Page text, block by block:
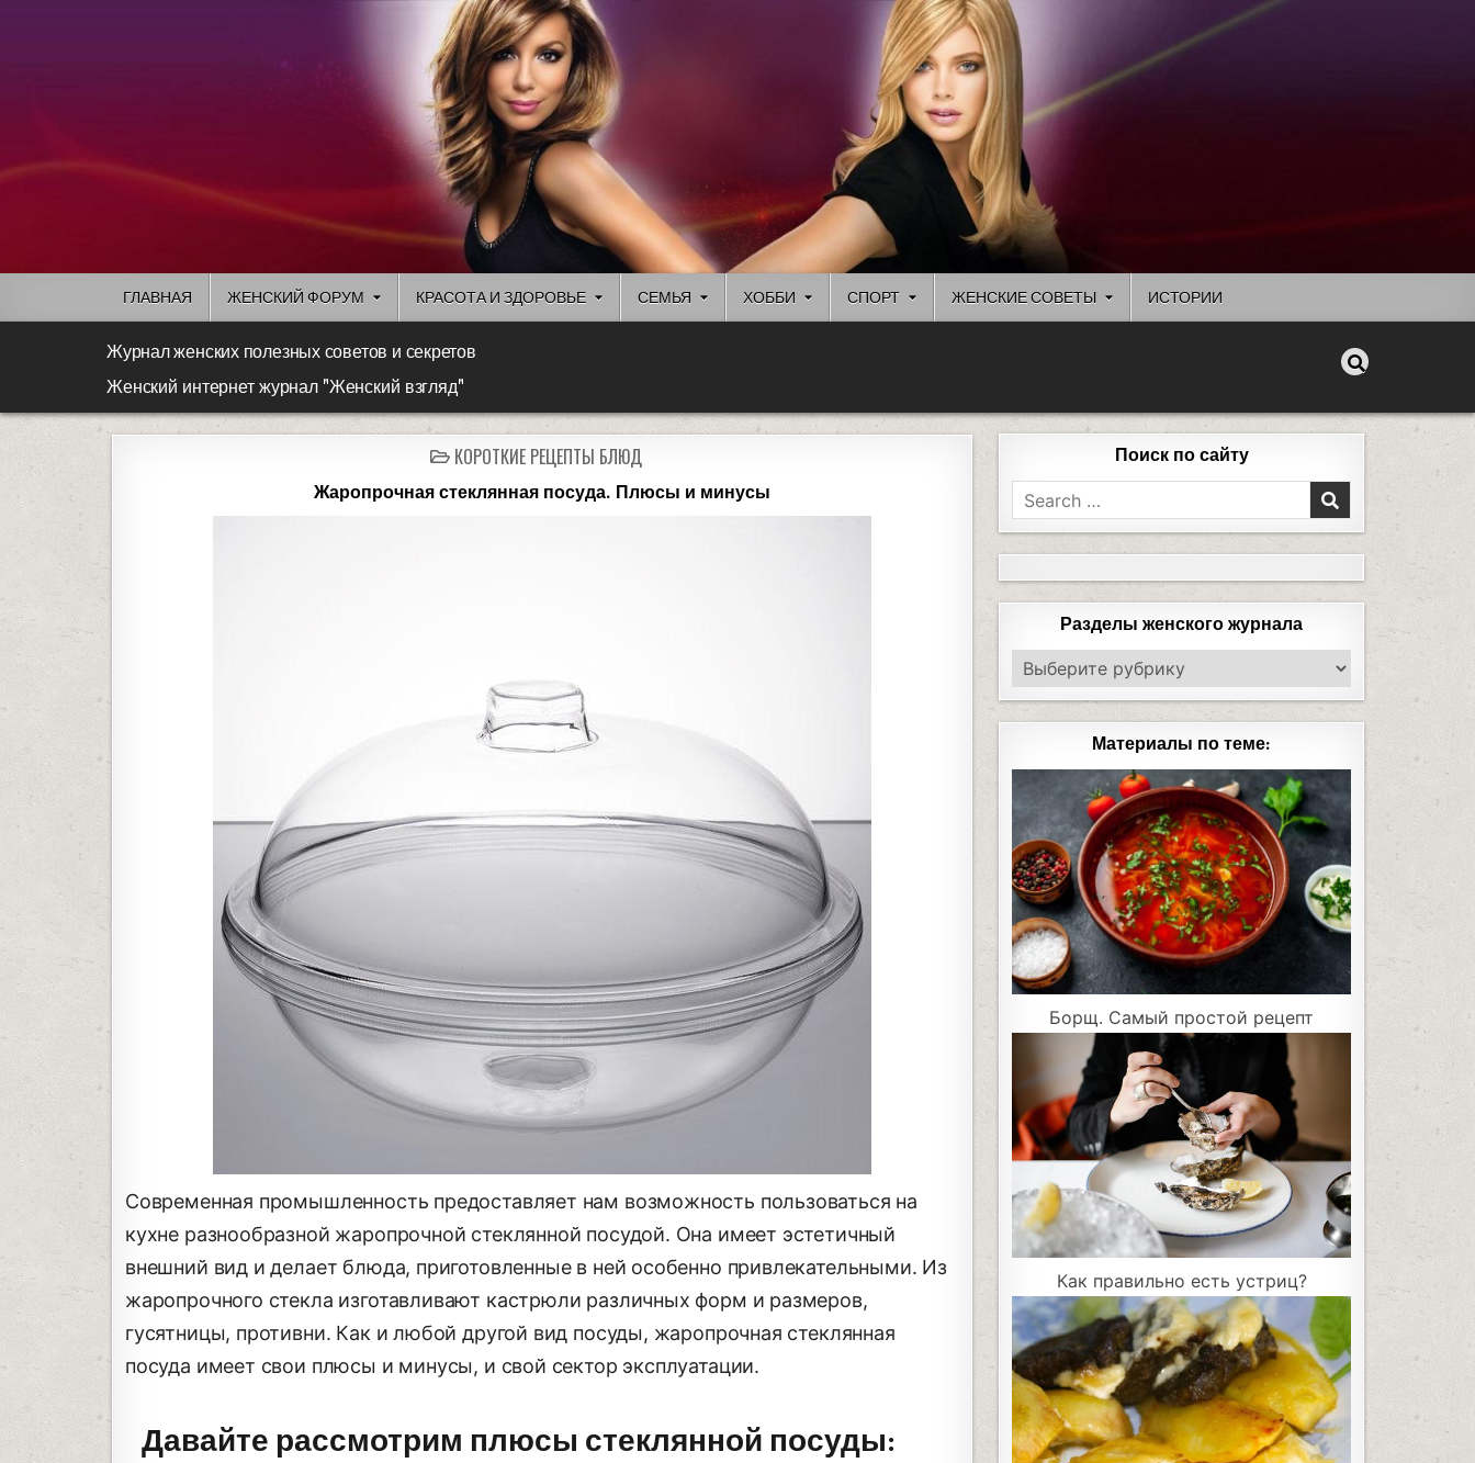
ГЛАВНАЯ ЖЕНСКИЙ ФОРУМ КРАСОТА И ЗДОРОВЬЕ СЕМЬЯ ХОББИ СПОРТ ЖЕНСКИЕ СОВЕТЫ ИСТОРИИ
Журнал женских полезных советов и секретов
Женский интернет журнал "Женский взгляд"
КОРОТКИЕ РЕЦЕПТЫ БЛЮД
Жаропрочная стеклянная посуда. Плюсы и минусы
Современная промышленность предоставляет нам возможность пользоваться на
кухне разнообразной жаропрочной стеклянной посудой. Она имеет эстетичный
внешний вид и делает блюда, приготовленные в ней особенно привлекательными. Из
жаропрочного стекла изготавливают кастрюли различных форм и размеров,
гусятницы, противни. Как и любой другой вид посуды, жаропрочная стеклянная
посуда имеет свои плюсы и минусы, и свой сектор эксплуатации.
Давайте рассмотрим плюсы стеклянной посуды:
Поиск по сайту
Разделы женского журнала
Материалы по теме:
Борщ. Самый простой рецепт
Как правильно есть устриц?